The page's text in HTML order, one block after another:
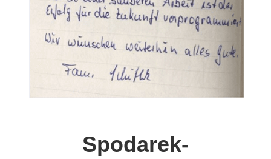
Spodarek-